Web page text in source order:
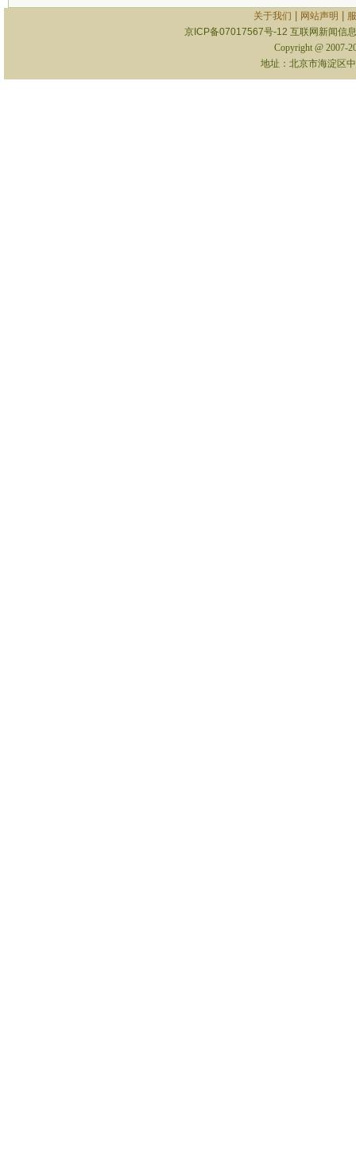
关于我们 网站声明
京ICP备07017567号-12 互联网新闻信
Copyright @ 2007-
地址：北京市海淀区